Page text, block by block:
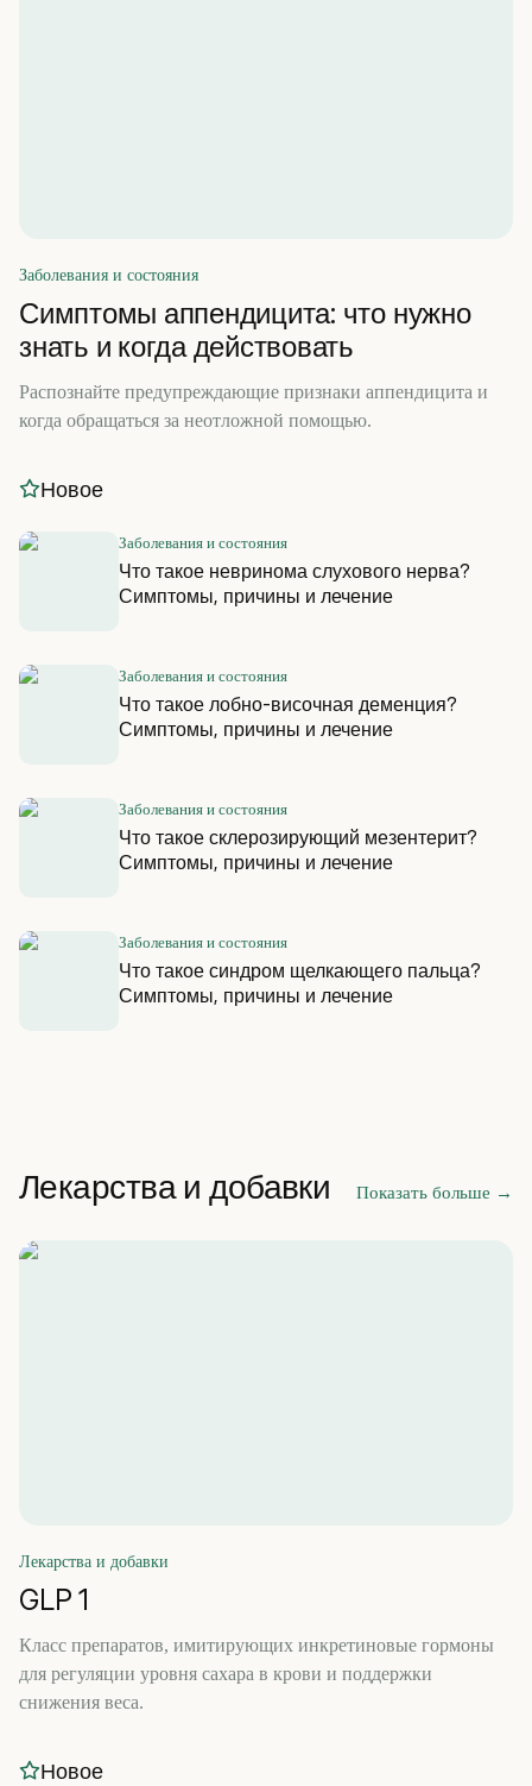
Заболевания и состояния
Симптомы аппендицита: что нужно
знать и когда действовать
Распознайте предупреждающие признаки аппендицита и
когда обращаться за неотложной помощью.
Новое
Заболевания и состояния
Что такое невринома слухового нерва?
Симптомы, причины и лечение
Заболевания и состояния
Что такое лобно-височная деменция?
Симптомы, причины и лечение
Заболевания и состояния
Что такое склерозирующий мезентерит?
Симптомы, причины и лечение
Заболевания и состояния
Что такое синдром щелкающего пальца?
Симптомы, причины и лечение
Лекарства и добавки Показать больше →
Лекарства и добавки
GLP 1
Класс препаратов, имитирующих инкретиновые гормоны
для регуляции уровня сахара в крови и поддержки
снижения веса.
Новое